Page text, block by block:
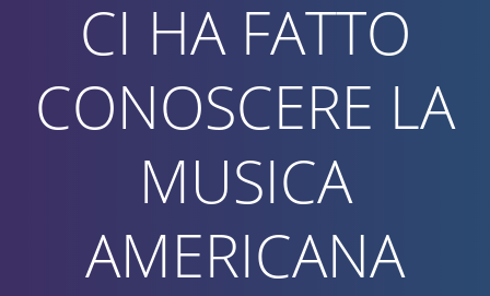
CI HA FATTO
CONOSCERE LA
MUSICA
AMERICANA